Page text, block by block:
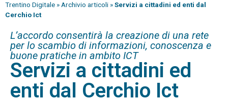
Trentino Digitale » Archivio articoli »Servizi a cittadini ed enti dal
Cerchio Ict
L’accordo consentirà la creazione di una rete
per lo scambio di informazioni, conoscenza e
buone pratiche in ambito ICT
Servizi a cittadini ed
enti dal Cerchio Ict